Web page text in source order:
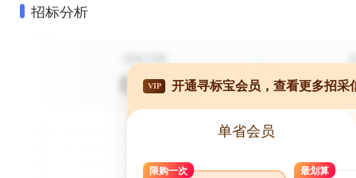
招标分析
VIP 开通寻标宝会员，查看更多招采
单省会员
限购一次 最划算